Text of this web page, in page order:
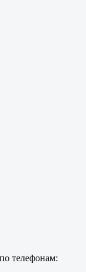
телефонам: